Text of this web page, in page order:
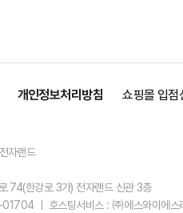
개인정보처리방침 쇼핑몰 입점
자랜드
74(한강로 3가) 전자랜드 신관 3층
ㅣ 호스팅서비스 : ㈜에스와이에